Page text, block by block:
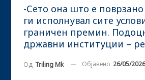
-Сето она што е
ги исполнувал сите
граничен премин.
државни институции –
Од Triling Mk Објавено 26/05/